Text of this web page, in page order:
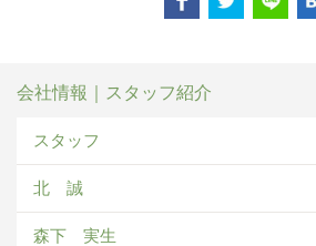
会社情報｜スタッフ紹介
スタッフ
北 誠
森下 実生